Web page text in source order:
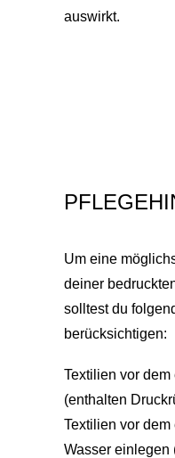
auswirkt.
Um eine
deiner
solltest du
berücksichtigen:
Textilien vor
(enthalten
Textilien vor
Wasser einlegen